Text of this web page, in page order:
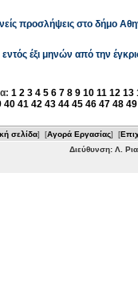
προσλήψεις στο δήμο
έξι μηνών από την
1 2 3 4 5 6 7 8 9 10 11 12 13
40 41 42 43 44 45 46 47 48 49
σελίδα] [Αγορά Εργασίας] [
Διεύθυνση: Λ.